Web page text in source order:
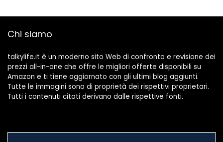
Chi siamo
talkylife.it è un moderno sito Web di confronto e revisione dei
prezzi all-in-one che offre le migliori offerte disponibili su
Amazon e ti tiene aggiornato con gli ultimi blog aggiunti.
Tutte le immagini sono di proprietà dei rispettivi proprietari.
Tutti i contenuti citati derivano dalle rispettive fonti.